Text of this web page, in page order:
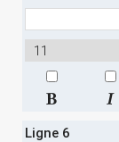
Ligne 6